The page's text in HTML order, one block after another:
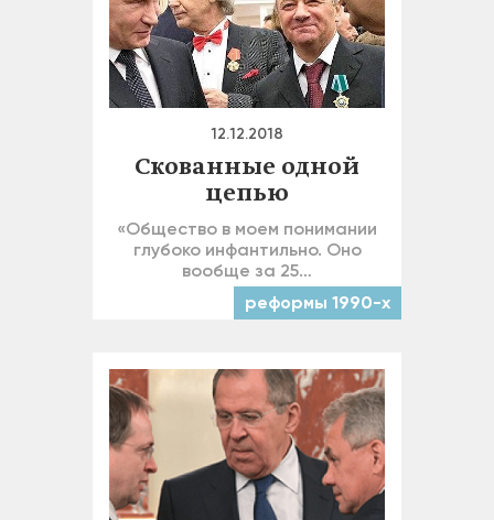
12.12.2018
Скованные одной
цепью
«Общество в моем понимании
глубоко инфантильно. Оно
вообще за 25…
реформы 1990-х